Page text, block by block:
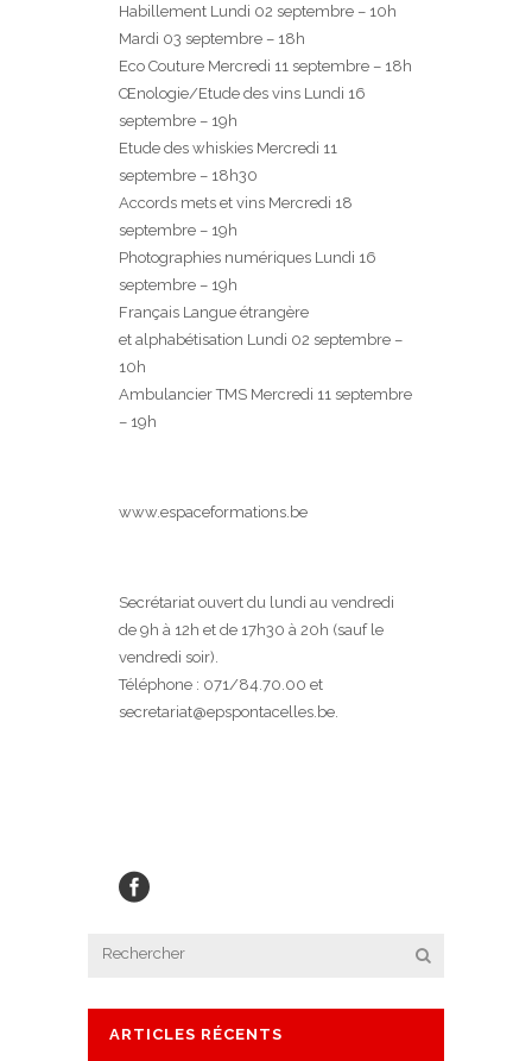
Habillement Lundi 02 septembre – 10h
Mardi 03 septembre – 18h
Eco Couture Mercredi 11 septembre – 18h
Œnologie/Etude des vins Lundi 16
septembre – 19h
Etude des whiskies Mercredi 11
septembre – 18h30
Accords mets et vins Mercredi 18
septembre – 19h
Photographies numériques Lundi 16
septembre – 19h
Français Langue étrangère
et alphabétisation Lundi 02 septembre –
10h
Ambulancier TMS Mercredi 11 septembre
– 19h
www.espaceformations.be
Secrétariat ouvert du lundi au vendredi
de 9h à 12h et de 17h30 à 20h (sauf le
vendredi soir).
Téléphone : 071/84.70.00 et
secretariat@epspontacelles.be.
ARTICLES RÉCENTS